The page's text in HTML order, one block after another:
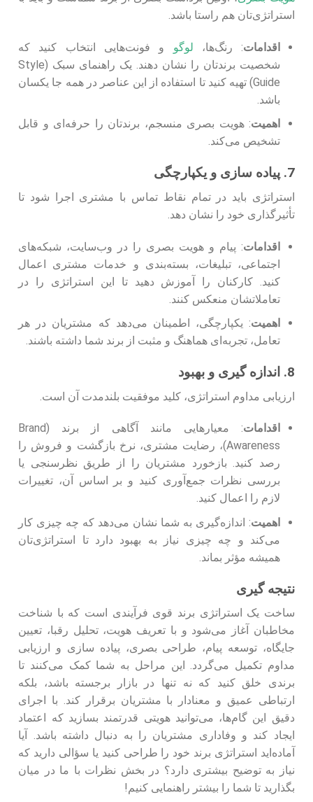
استراتژی‌تان هم‌ راستا باشد.
اقدامات: رنگ‌ها، لوگو و فونت‌هایی انتخاب کنید که
شخصیت برندتان را نشان دهند. یک راهنمای سبک (Style
Guide) تهیه کنید تا استفاده از این عناصر در همه جا یکسان
باشد.
اهمیت: هویت بصری منسجم، برندتان را حرفه‌ای و قابل
تشخیص می‌کند.
7. پیاده‌ سازی و یکپارچگی
استراتژی باید در تمام نقاط تماس با مشتری اجرا شود تا
تأثیرگذاری خود را نشان دهد.
اقدامات: پیام و هویت بصری را در وب‌سایت، شبکه‌های
اجتماعی، تبلیغات، بسته‌بندی و خدمات مشتری اعمال
کنید. کارکنان را آموزش دهید تا این استراتژی را در
تعاملاتشان منعکس کنند.
اهمیت: یکپارچگی، اطمینان می‌دهد که مشتریان در هر
تعامل، تجربه‌ای هماهنگ و مثبت از برند شما داشته باشند.
8. اندازه‌ گیری و بهبود
ارزیابی مداوم استراتژی، کلید موفقیت بلندمدت آن است.
اقدامات
: معیارهایی مانند آگاهی از برند (Brand
Awareness)، رضایت مشتری، نرخ بازگشت و فروش را
رصد کنید. بازخورد مشتریان را از طریق نظرسنجی یا
بررسی نظرات جمع‌آوری کنید و بر اساس آن، تغییرات
لازم را اعمال کنید.
اهمیت: اندازه‌گیری به شما نشان می‌دهد که چه چیزی کار
می‌کند و چه چیزی نیاز به بهبود دارد تا استراتژی‌تان
همیشه مؤثر بماند.
نتیجه‌ گیری
ساخت یک استراتژی برند قوی فرآیندی است که با شناخت
مخاطبان آغاز می‌شود و با تعریف هویت، تحلیل رقبا، تعیین
جایگاه، توسعه پیام، طراحی بصری، پیاده‌ سازی و ارزیابی
مداوم تکمیل می‌گردد. این مراحل به شما کمک می‌کنند تا
برندی خلق کنید که نه‌ تنها در بازار برجسته باشد، بلکه
ارتباطی عمیق و معنادار با مشتریان برقرار کند. با اجرای
دقیق این گام‌ها، می‌توانید هویتی قدرتمند بسازید که اعتماد
ایجاد کند و وفاداری مشتریان را به دنبال داشته باشد. آیا
آماده‌اید استراتژی برند خود را طراحی کنید یا سؤالی دارید که
نیاز به توضیح بیشتری دارد؟ در بخش نظرات با ما در میان
بگذارید تا شما را بیشتر راهنمایی کنیم!